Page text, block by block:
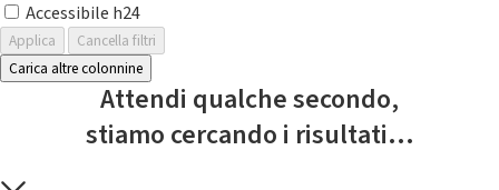
Accessibile h24
Applica
Cancella filtri
Carica altre colonnine
Attendi qualche secondo,
stiamo cercando i risultati...